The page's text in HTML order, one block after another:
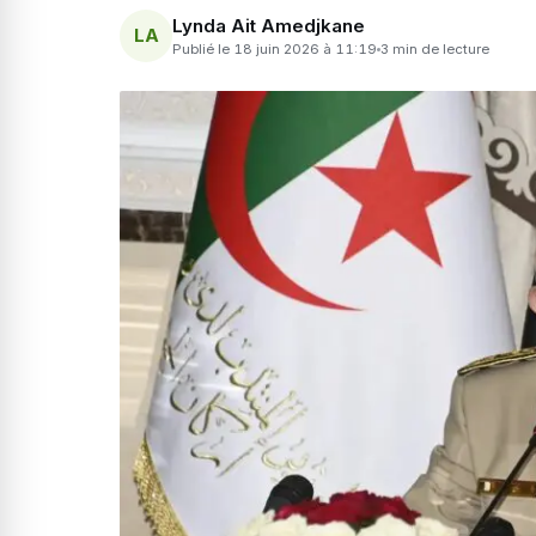
LA Lynda Ait Amedjkane
Publié le 18 juin 2026 à 11:19 3 min de lecture